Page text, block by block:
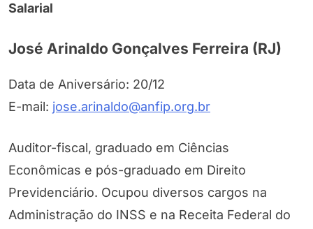
Salarial
José Arinaldo Gonçalves Ferreira (RJ)
Data de Aniversário: 20/12
E-mail: jose.arinaldo@anfip.org.br
Auditor-fiscal, graduado em Ciências
Econômicas e pós-graduado em Direito
Previdenciário. Ocupou diversos cargos na
Administração do INSS e na Receita Federal do